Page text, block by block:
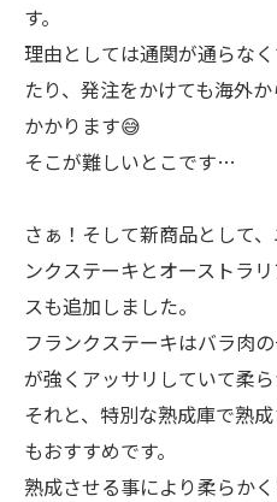
す。
理由としては通関が通らな
たり、発注をかけても海外
かかります😅
そこが難しいとこです…
さぁ！そして新商品として
ンクステーキとオーストラ
スも追加しました。
フランクステーキはバラ肉
が強くアッサリしていて柔ら
それと、特別な熟成庫で熟
もおすすめです。
熟成させる事により柔らか